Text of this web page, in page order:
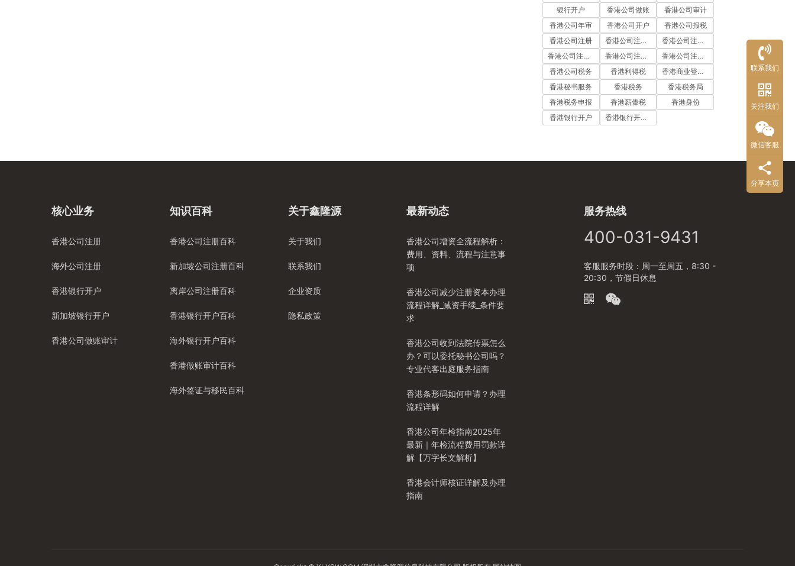
银行开户
香港公司做账
香港公司审计
香港公司年审
香港公司开户
香港公司报税
香港公司注册
香港公司注册代办
香港公司注册处
香港公司注册流程
香港公司注册费用
香港公司注册资料
香港公司税务
香港利得税
香港商业登记证
香港秘书服务
香港税务
香港税务局
香港税务申报
香港薪俸税
香港身份
香港银行开户
香港银行开户流程
核心业务
香港公司注册
海外公司注册
香港银行开户
新加坡银行开户
香港公司做账审计
知识百科
香港公司注册百科
新加坡公司注册百科
离岸公司注册百科
香港银行开户百科
海外银行开户百科
香港做账审计百科
海外签证与移民百科
关于鑫隆源
关于我们
联系我们
企业资质
隐私政策
最新动态
香港公司增资全流程解析：
费用、资料、流程与注意事
项
香港公司减少注册资本办理
流程详解_减资手续_条件要
求
香港公司收到法院传票怎么
办？可以委托秘书公司吗？
专业代客出庭服务指南
香港条形码如何申请？办理
流程详解
香港公司年检指南2025年
最新｜年检流程费用罚款详
解【万字长文解析】
香港会计师核证详解及办理
指南
服务热线
400-031-9431
客服服务时段：周一至周五，8:30 -
20:30，节假日休息
联系我们
关注我们
微信客服
分享本页